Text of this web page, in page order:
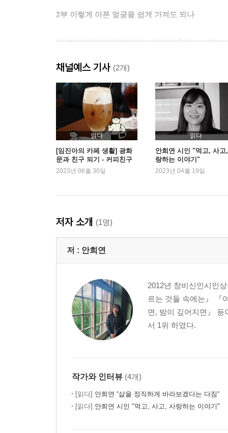
2부 이렇게 아픈 얼굴을 쉽게 가져도 되나
본 못 자국과 못 본 못 자국 · 부엉이 촛대 ……68
통통배로 바다 건너기 · 엽서 ……83
밤을 견디는 재료들 · 시어서커 잠옷 ……91
이 얼굴을 보라 · 헬렌 셰르브베크 화집 ……99
그래도 표백은 싫어요 · 락스 ……106
이 노래는 어디에 고일까 · 하모니카 ……112
나의 인어에게 · 인공눈물 ……121
3부 어쨌든 무릎이 깨졌다는 건 사랑했다는 뜻이다
밤 산책 ……153
옮겨짐과 옮겨냄 ……162
사랑의 단상 ……172
그 겨울의 끝 ……188
에필로그 ……197
채널예스 기사 (2개)
읽다
[임진아의 카페 생활] 광화
문과 친구 되기 - 커피친구
2023년 06월 30일
읽다
안희연 시인 "먹고, 사고
랑하는 이야기"
2023년 04월 19일
저자 소개 (1명)
저 : 안희연
2012년 창비신인시인
르는 것들 속에는』 『
면, 밤이 깊어지면』
서 1위 하였다.
작가와 인터뷰 (4개)
[읽다] 안희연 “삶을 정직하게 바라보겠다는 다짐“
[읽다] 안희연 시인 "먹고, 사고, 사랑하는 이야기"